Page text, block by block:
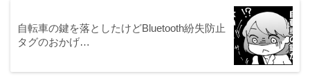
自転車の鍵を落としたけどBluetooth紛失防止
タグのおかげ…